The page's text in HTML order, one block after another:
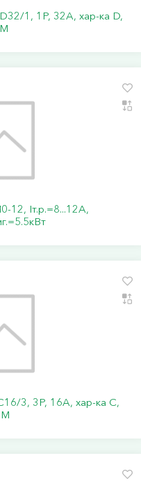
1, 1P, 32A, хар-ка D,
12, Iт.р.=8...12А,
3, 3P, 16A, хар-ка C,